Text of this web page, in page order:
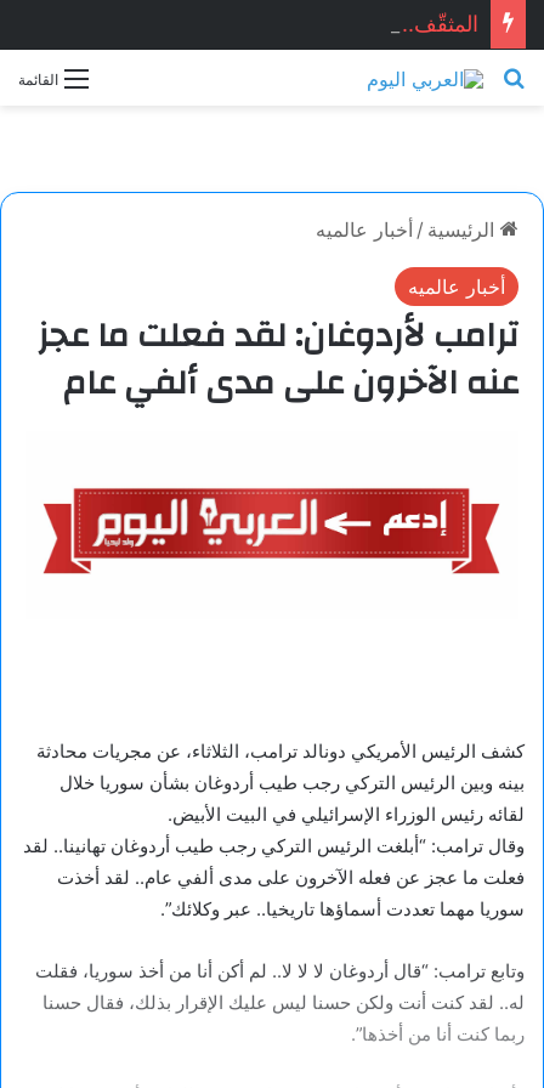
المثقّف.. قصيدة للشاعر السوري: ماجد الراوي
القائمة بحث عن
الرئيسية / أخبار عالميه
أخبار عالميه
ترامب لأردوغان: لقد فعلت ما عجز
عنه الآخرون على مدى ألفي عام
كشف الرئيس الأمريكي دونالد ترامب، الثلاثاء، عن مجريات محادثة
بينه وبين الرئيس التركي رجب طيب أردوغان بشأن سوريا خلال
لقائه رئيس الوزراء الإسرائيلي في البيت الأبيض.
وقال ترامب: “أبلغت الرئيس التركي رجب طيب أردوغان تهانينا.. لقد
فعلت ما عجز عن فعله الآخرون على مدى ألفي عام.. لقد أخذت
سوريا مهما تعددت أسماؤها تاريخيا.. عبر وكلائك”.
وتابع ترامب: “قال أردوغان لا لا لا.. لم أكن أنا من أخذ سوريا، فقلت
له.. لقد كنت أنت ولكن حسنا ليس عليك الإقرار بذلك، فقال حسنا
ربما كنت أنا من أخذها”.